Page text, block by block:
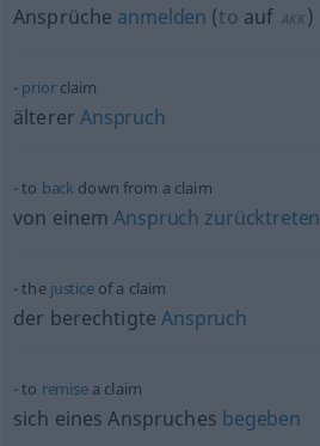
Ansprüche anmelden (to auf AKK )
priorclaim
ältererAnspruch
to back down from a claim
von einemAnspruch zurücktreten
the justiceof a claim
der berechtigteAnspruch
to remisea claim
sich eines Anspruches begeben